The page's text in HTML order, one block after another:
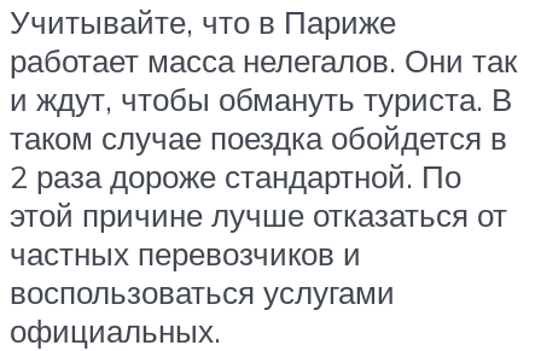
Учитывайте, что в Париже
работает масса нелегалов. Они так
и ждут, чтобы обмануть туриста. В
таком случае поездка обойдется в
2 раза дороже стандартной. По
этой причине лучше отказаться от
частных перевозчиков и
воспользоваться услугами
официальных.